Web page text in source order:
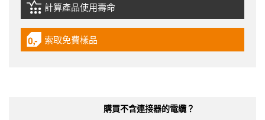
igus-icon-lebensdauerrechner
計算產品使用壽命
igus-icon-gratismuster
索取免費樣品
購買不含連接器的電纜？